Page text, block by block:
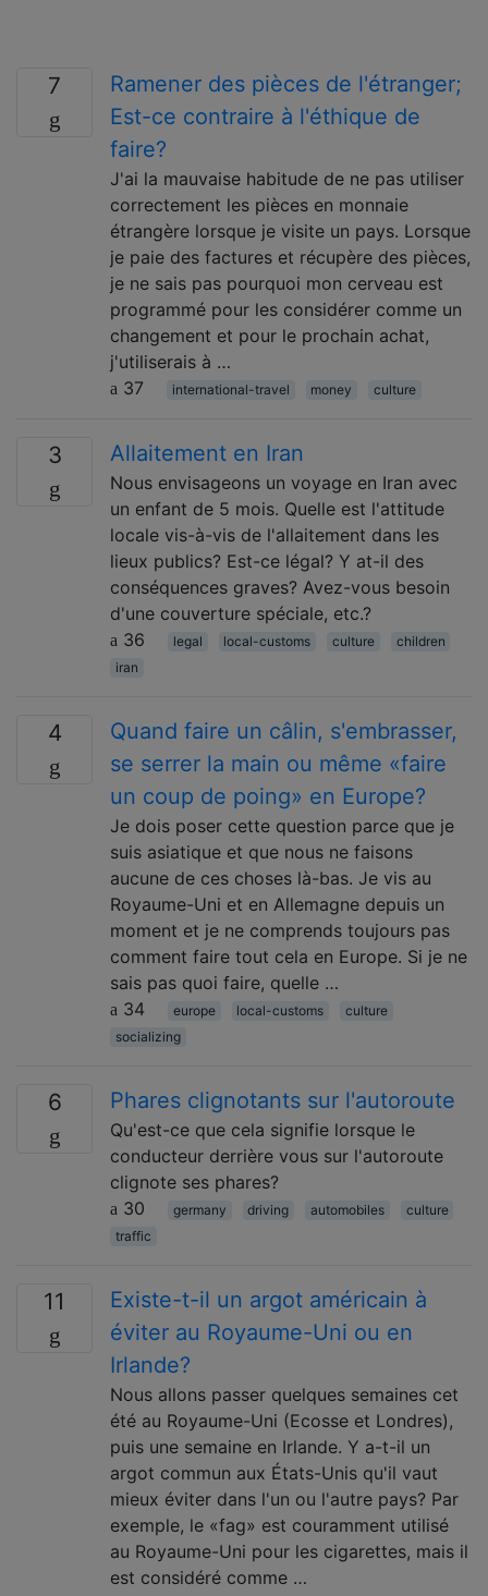
7
Ramener des pièces de l'étranger;
Est-ce contraire à l'éthique de
faire?
J'ai la mauvaise habitude de ne pas utiliser
correctement les pièces en monnaie
étrangère lorsque je visite un pays. Lorsque
je paie des factures et récupère des pièces,
je ne sais pas pourquoi mon cerveau est
programmé pour les considérer comme un
changement et pour le prochain achat,
j'utiliserais à …
37
international-travel money culture
3 Allaitement en Iran
Nous envisageons un voyage en Iran avec
un enfant de 5 mois. Quelle est l'attitude
locale vis-à-vis de l'allaitement dans les
lieux publics? Est-ce légal? Y at-il des
conséquences graves? Avez-vous besoin
d'une couverture spéciale, etc.?
36
legal local-customs culture
children
iran
4
Quand faire un câlin, s'embrasser,
se serrer la main ou même «faire
un coup de poing» en Europe?
Je dois poser cette question parce que je
suis asiatique et que nous ne faisons
aucune de ces choses là-bas. Je vis au
Royaume-Uni et en Allemagne depuis un
moment et je ne comprends toujours pas
comment faire tout cela en Europe. Si je ne
sais pas quoi faire, quelle …
34
europe local-customs
culture
socializing
6 Phares clignotants sur l'autoroute
Qu'est-ce que cela signifie lorsque le
conducteur derrière vous sur l'autoroute
clignote ses phares?
30
germany driving automobiles
culture
traffic
11
Existe-t-il un argot américain à
éviter au Royaume-Uni ou en
Irlande?
Nous allons passer quelques semaines cet
été au Royaume-Uni (Ecosse et Londres),
puis une semaine en Irlande. Y a-t-il un
argot commun aux États-Unis qu'il vaut
mieux éviter dans l'un ou l'autre pays? Par
exemple, le «fag» est couramment utilisé
au Royaume-Uni pour les cigarettes, mais il
est considéré comme …